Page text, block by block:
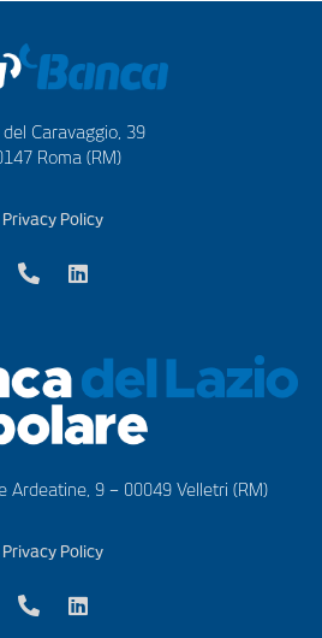
Caravaggio, 39
Roma (RM)
Privacy Policy
Ardeatine, 9 – 00049 Velletri (RM)
Privacy Policy